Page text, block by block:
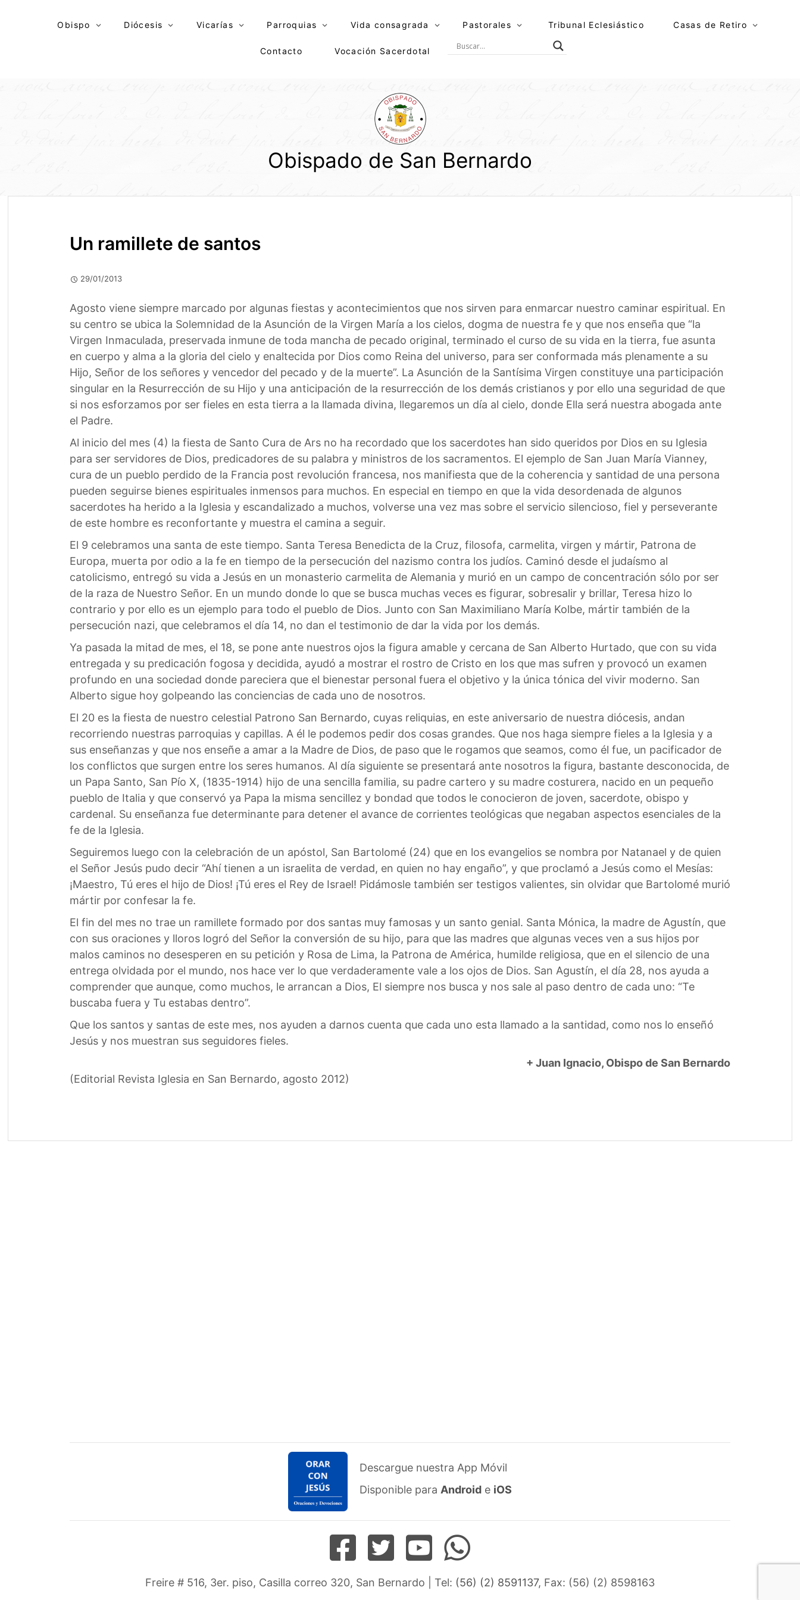
Obispo Diócesis Vicarías Parroquias Vida consagrada Pastorales Tribunal Eclesiástico Casas de Retiro
Contacto Vocación Sacerdotal
Obispado de San Bernardo
Un ramillete de santos
29/01/2013
Agosto viene siempre marcado por algunas fiestas y acontecimientos que nos sirven para enmarcar nuestro caminar espiritual. En
su centro se ubica la Solemnidad de la Asunción de la Virgen María a los cielos, dogma de nuestra fe y que nos enseña que “la
Virgen Inmaculada, preservada inmune de toda mancha de pecado original, terminado el curso de su vida en la tierra, fue asunta
en cuerpo y alma a la gloria del cielo y enaltecida por Dios como Reina del universo, para ser conformada más plenamente a su
Hijo, Señor de los señores y vencedor del pecado y de la muerte”. La Asunción de la Santísima Virgen constituye una participación
singular en la Resurrección de su Hijo y una anticipación de la resurrección de los demás cristianos y por ello una seguridad de que
si nos esforzamos por ser fieles en esta tierra a la llamada divina, llegaremos un día al cielo, donde Ella será nuestra abogada ante
el Padre.
Al inicio del mes (4) la fiesta de Santo Cura de Ars no ha recordado que los sacerdotes han sido queridos por Dios en su Iglesia
para ser servidores de Dios, predicadores de su palabra y ministros de los sacramentos. El ejemplo de San Juan María Vianney,
cura de un pueblo perdido de la Francia post revolución francesa, nos manifiesta que de la coherencia y santidad de una persona
pueden seguirse bienes espirituales inmensos para muchos. En especial en tiempo en que la vida desordenada de algunos
sacerdotes ha herido a la Iglesia y escandalizado a muchos, volverse una vez mas sobre el servicio silencioso, fiel y perseverante
de este hombre es reconfortante y muestra el camina a seguir.
El 9 celebramos una santa de este tiempo. Santa Teresa Benedicta de la Cruz, filosofa, carmelita, virgen y mártir, Patrona de
Europa, muerta por odio a la fe en tiempo de la persecución del nazismo contra los judíos. Caminó desde el judaísmo al
catolicismo, entregó su vida a Jesús en un monasterio carmelita de Alemania y murió en un campo de concentración sólo por ser
de la raza de Nuestro Señor. En un mundo donde lo que se busca muchas veces es figurar, sobresalir y brillar, Teresa hizo lo
contrario y por ello es un ejemplo para todo el pueblo de Dios. Junto con San Maximiliano María Kolbe, mártir también de la
persecución nazi, que celebramos el día 14, no dan el testimonio de dar la vida por los demás.
Ya pasada la mitad de mes, el 18, se pone ante nuestros ojos la figura amable y cercana de San Alberto Hurtado, que con su vida
entregada y su predicación fogosa y decidida, ayudó a mostrar el rostro de Cristo en los que mas sufren y provocó un examen
profundo en una sociedad donde pareciera que el bienestar personal fuera el objetivo y la única tónica del vivir moderno. San
Alberto sigue hoy golpeando las conciencias de cada uno de nosotros.
El 20 es la fiesta de nuestro celestial Patrono San Bernardo, cuyas reliquias, en este aniversario de nuestra diócesis, andan
recorriendo nuestras parroquias y capillas. A él le podemos pedir dos cosas grandes. Que nos haga siempre fieles a la Iglesia y a
sus enseñanzas y que nos enseñe a amar a la Madre de Dios, de paso que le rogamos que seamos, como él fue, un pacificador de
los conflictos que surgen entre los seres humanos. Al día siguiente se presentará ante nosotros la figura, bastante desconocida, de
un Papa Santo, San Pío X, (1835-1914) hijo de una sencilla familia, su padre cartero y su madre costurera, nacido en un pequeño
pueblo de Italia y que conservó ya Papa la misma sencillez y bondad que todos le conocieron de joven, sacerdote, obispo y
cardenal. Su enseñanza fue determinante para detener el avance de corrientes teológicas que negaban aspectos esenciales de la
fe de la Iglesia.
Seguiremos luego con la celebración de un apóstol, San Bartolomé (24) que en los evangelios se nombra por Natanael y de quien
el Señor Jesús pudo decir “Ahí tienen a un israelita de verdad, en quien no hay engaño”, y que proclamó a Jesús como el Mesías:
¡Maestro, Tú eres el hijo de Dios! ¡Tú eres el Rey de Israel! Pidámosle también ser testigos valientes, sin olvidar que Bartolomé murió
mártir por confesar la fe.
El fin del mes no trae un ramillete formado por dos santas muy famosas y un santo genial. Santa Mónica, la madre de Agustín, que
con sus oraciones y lloros logró del Señor la conversión de su hijo, para que las madres que algunas veces ven a sus hijos por
malos caminos no desesperen en su petición y Rosa de Lima, la Patrona de América, humilde religiosa, que en el silencio de una
entrega olvidada por el mundo, nos hace ver lo que verdaderamente vale a los ojos de Dios. San Agustín, el día 28, nos ayuda a
comprender que aunque, como muchos, le arrancan a Dios, El siempre nos busca y nos sale al paso dentro de cada uno: “Te
buscaba fuera y Tu estabas dentro”.
Que los santos y santas de este mes, nos ayuden a darnos cuenta que cada uno esta llamado a la santidad, como nos lo enseñó
Jesús y nos muestran sus seguidores fieles.
+ Juan Ignacio, Obispo de San Bernardo
(Editorial Revista Iglesia en San Bernardo, agosto 2012)
Descargue nuestra App Móvil
Disponible para Android e iOS
Freire # 516, 3er. piso, Casilla correo 320, San Bernardo | Tel: (56) (2) 8591137, Fax: (56) (2) 8598163